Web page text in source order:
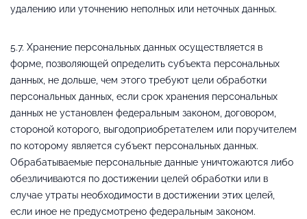
удалению или уточнению неполных или неточных данных.
5.7. Хранение персональных данных осуществляется в
форме, позволяющей определить субъекта персональных
данных, не дольше, чем этого требуют цели обработки
персональных данных, если срок хранения персональных
данных не установлен федеральным законом, договором,
стороной которого, выгодоприобретателем или поручителем
по которому является субъект персональных данных.
Обрабатываемые персональные данные уничтожаются либо
обезличиваются по достижении целей обработки или в
случае утраты необходимости в достижении этих целей,
если иное не предусмотрено федеральным законом.